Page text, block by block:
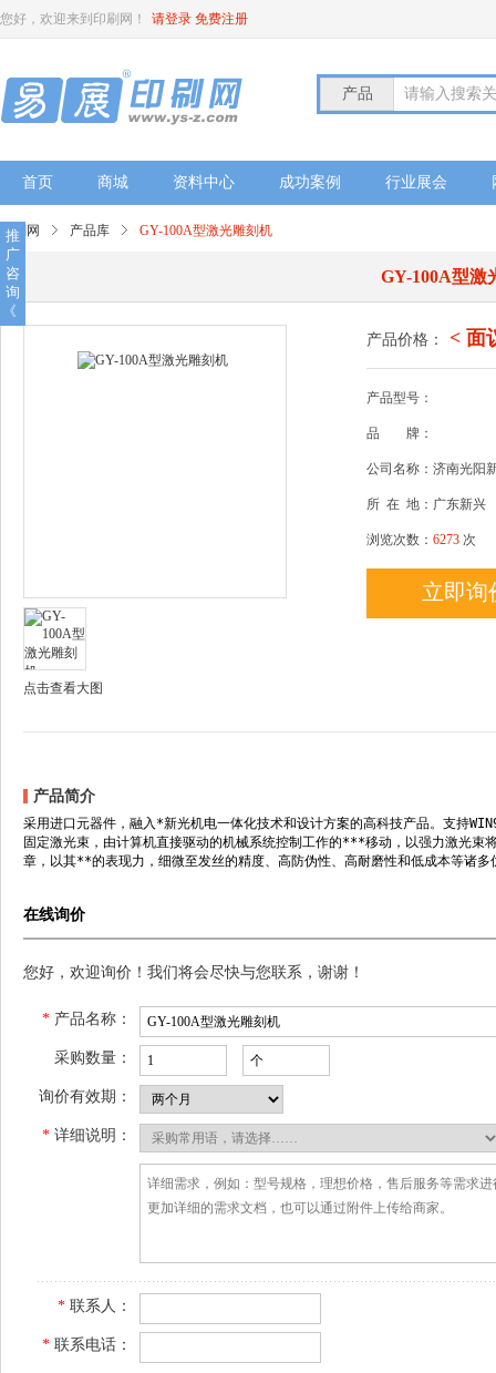
您好，欢迎来到印刷网！ 请登录 免费注册
产品 请输入搜索
首页 商城 资料中心 成功案例 行业展会
印刷网 产品库 GY-100A型激光雕刻机
GY-100A型激
点击查看大图
产品价格： < 面
产品型号：
品 牌：
公司名称：济南光阳
所 在 地：广东新兴
浏览次数： 6273 次
立即询
产品简介
采用进口元器件，融入*新光机电一体化技术和设计方案的高科技产品。支持
固定激光束，由计算机直接驱动的机械系统控制工作的***移动，以强力激光束
章，以其**的表现力，细微至发丝的精度、高防伪性、高耐磨性和低成本等诸多
在线询价
您好，欢迎询价！我们将会尽快与您联系，谢谢！
* 产品名称：
采购数量：
询价有效期：
* 详细说明：
* 联系人：
* 联系电话：
推
广
咨
询
《